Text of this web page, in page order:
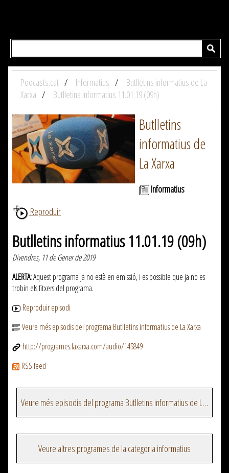
Podcasts.cat Informatius
Butlletins informatius de La
Xarxa
Butlletins informatius 11.01.19 (09h)
Butlletins
informatius de
La Xarxa
Informatius
Reproduir
Butlletins informatius 11.01.19 (09h)
Divendres, 11 de Gener de 2019
ALERTA:Aquest programa ja no està en emissió, i es possible que ja no es
trobin els fitxers del programa.
Reproduir episodi
Veure més episodis del programa Butlletins informatius de La Xarxa
http://programes.laxarxa.com/audio/145849
RSS feed
Veure més episodis del programa Butlletins informatius de La Xarxa
Veure altres programes de la categoria informatius